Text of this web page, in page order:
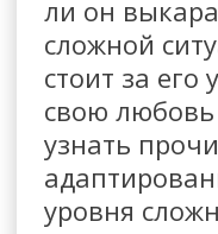
ли он
сложной
стоит за
свою любовь
узнать
уровня